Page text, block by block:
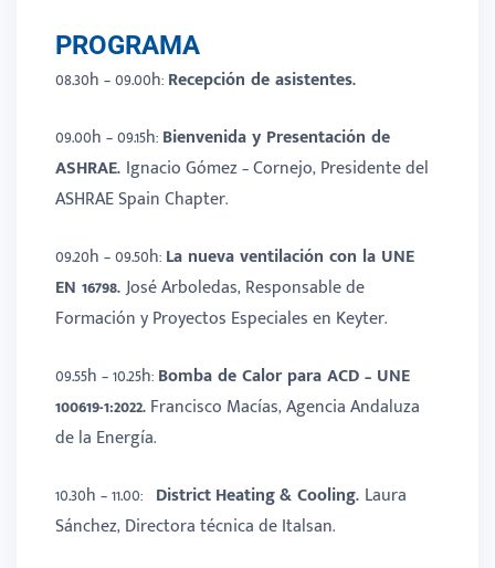
PROGRAMA
08.30h – 09.00h:Recepción de asistentes.
09.00h – 09.15h:Bienvenida y Presentación de
ASHRAE. Ignacio Gómez – Cornejo, Presidente del
ASHRAE Spain Chapter.
09.20h – 09.50h:La nueva ventilación con la UNE
EN 16798.José Arboledas, Responsable de
Formación y Proyectos Especiales en Keyter.
09.55h – 10.25h:Bomba de Calor paraACD – UNE
100619-1:2022.Francisco Macías, Agencia Andaluza
de la Energía.
10.30h – 11.00: DistrictHeating&Cooling. Laura
Sánchez, Directora técnica de Italsan.